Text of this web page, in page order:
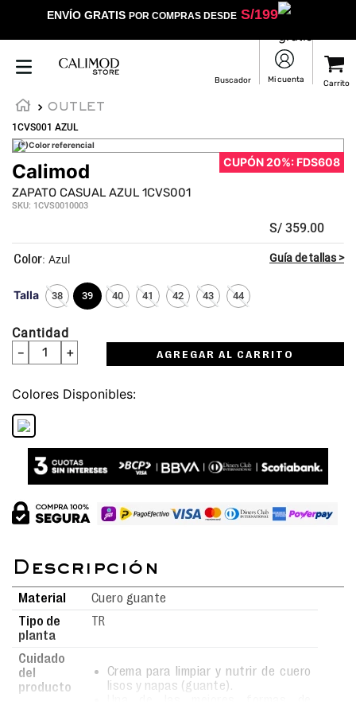
ENVÍO GRATIS POR COMPRAS DESDES/199
OUTLET
1CVS001 AZUL
(*)Color referencial
CUPÓN 20%: FDS608
Calimod
ZAPATO CASUAL AZUL 1CVS001
SKU: 1CVS0010003
S/ 359.00
Talla 38 39 40 41 42 43 44
: Azul
Cantidad
＋
－ AGREGAR AL CARRITO
Colores
Material
Cuero guante
Tipo de
planta
TR
Cuidado
del
producto
Crema para limpiar y nutrir de cuero
lisos y napas (guante).